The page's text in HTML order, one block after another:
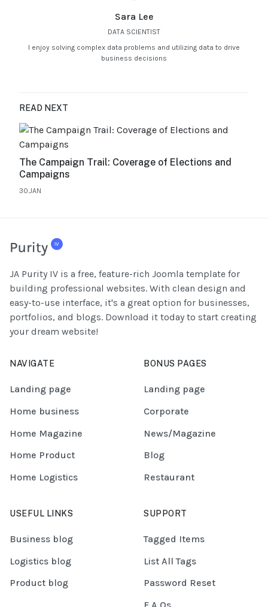
Sara Lee
DATA SCIENTIST
I enjoy solving complex data problems and utilizing data to drive
business decisions
READ NEXT
The Campaign Trail: Coverage of Elections and
Campaigns
30.JAN
JA Purity IV is a free, feature-rich Joomla template for
building professional websites. With clean design and
easy-to-use interface, it's a great option for businesses,
portfolios, and blogs. Download it today to start creating
your dream website!
NAVIGATE
Landing page
Home business
Home Magazine
Home Product
Home Logistics
BONUS PAGES
Landing page
Corporate
News/Magazine
Blog
Restaurant
USEFUL LINKS
Business blog
Logistics blog
Product blog
SUPPORT
Tagged Items
List All Tags
Password Reset